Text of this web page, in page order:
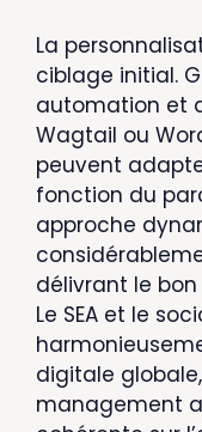
La
ciblage initial.
automation et
Wagtail ou
peuvent
fonction du
approche
délivrant le
Le SEA et le
digitale
management